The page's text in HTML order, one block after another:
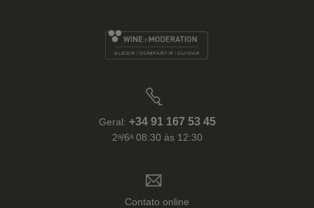
Geral: +34 91 167 53 45
2ᵃ/6ᵃ 08:30 às 12:30
Contato online